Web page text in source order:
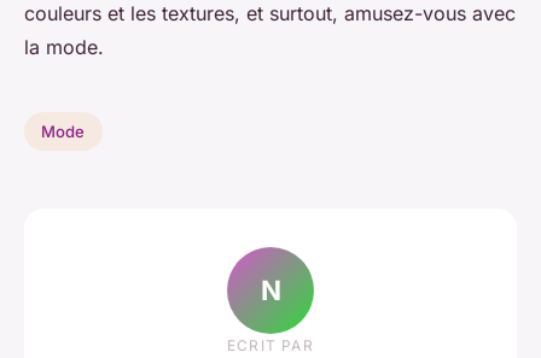
couleurs et les textures, et surtout, amusez-vous avec
la mode.
Mode
N
ECRIT PAR